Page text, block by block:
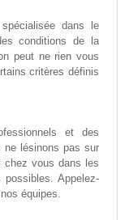
dans le
conditions de la
peut ne rien vous
critères définis
et des
ne lésinons pas sur
chez vous dans les
Appelez-
équipes.